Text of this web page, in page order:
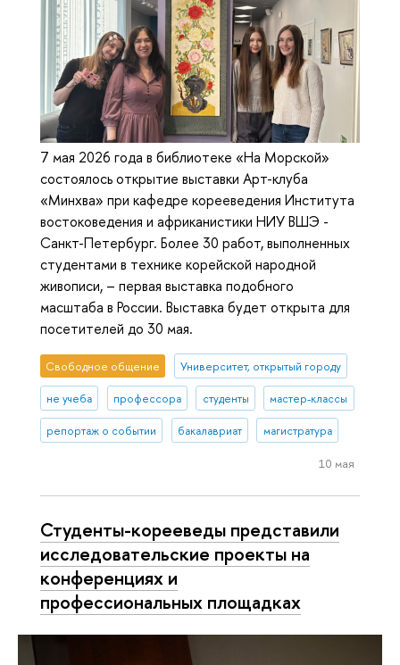
7 мая 2026 года в библиотеке «На Морской»
состоялось открытие выставки Арт-клуба
«Минхва» при кафедре корееведения Института
востоковедения и африканистики НИУ ВШЭ -
Санкт-Петербург. Более 30 работ, выполненных
студентами в технике корейской народной
живописи, – первая выставка подобного
масштаба в России. Выставка будет открыта для
посетителей до 30 мая.
Свободное общение Университет, открытый городу
не учеба профессора студенты мастер-классы
репортаж о событии бакалавриат магистратура
10 мая
Студенты-корееведы представили
исследовательские проекты на
конференциях и
профессиональных площадках